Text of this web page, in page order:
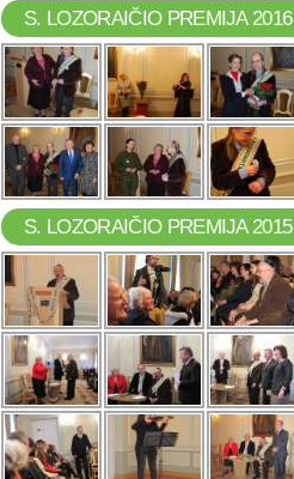
S. LOZORAIČIO PREMIJA 2016
S. LOZORAIČIO PREMIJA 2015